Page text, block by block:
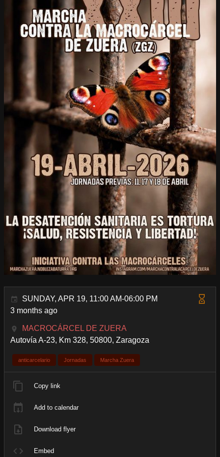
SUNDAY, APR 19, 11:00 AM-06:00 PM
3 months ago
MACROCÁRCEL DE ZUERA
Autovía A-23, Km 328, 50800, Zaragoza
anticarcelario Jornadas Marcha Zuera
Copy link
Add to calendar
Download flyer
Embed